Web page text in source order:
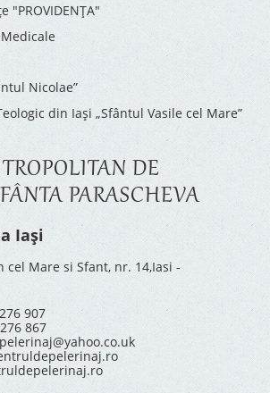
"PROVIDENŢA"
Nicolae”
din Iași „Sfântul Vasile cel Mare”
DE
PARASCHEVA
Iași
Mare si Sfant, nr. 14,Iasi -
907
867